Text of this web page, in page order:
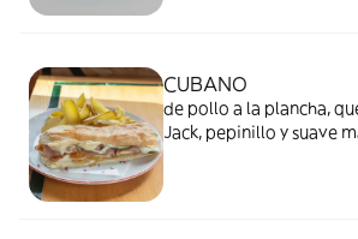
CUBANO
de pollo a la plancha,
Jack, pepinillo y suave